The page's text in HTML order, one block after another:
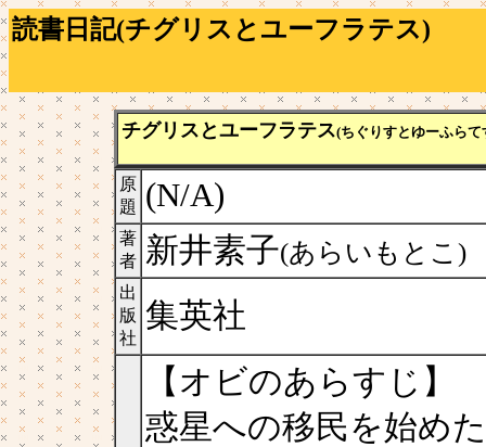
読書日記(チグリスとユーフラテス)
チグリスとユーフラテス(ちぐりすとゆーふらて
原
題
(N/A)
著
者 新井素子(あらいもとこ)
出
版
社
集英社
【オビのあらすじ
惑星への移民を始め